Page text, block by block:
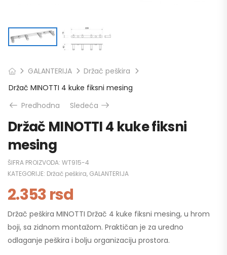
GALANTERIJA
Držač peškira
Držač MINOTTI 4 kuke fiksni mesing
Predhodna
Sledeća
Držač MINOTTI 4 kuke fiksni
mesing
ŠIFRA PROIZVODA: WT915-4
KATEGORIJE: Držač peškira, GALANTERIJA
2.353rsd
Držač peškira MINOTTI Držač 4 kuke fiksni mesing, u hrom
boji, sa zidnom montažom. Praktičan je za uredno
odlaganje peškira i bolju organizaciju prostora.